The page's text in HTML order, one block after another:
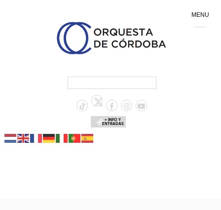
+ INFO Y
ENTRADAS
MENU